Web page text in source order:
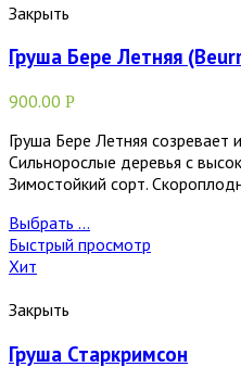
Закрыть
Груша Бере Летняя
900.00 Р
Груша Бере Летняя созревает
Сильнорослые деревья с
Зимостойкий сорт.
Выбрать ...
Быстрый просмотр
Хит
Закрыть
Груша Старкримсон